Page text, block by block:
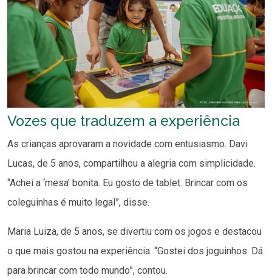
Vozes que traduzem a experiência
As crianças aprovaram a novidade com entusiasmo. Davi
Lucas, de 5 anos, compartilhou a alegria com simplicidade.
“Achei a ‘mesa’ bonita. Eu gosto de tablet. Brincar com os
coleguinhas é muito legal”, disse.
Maria Luiza, de 5 anos, se divertiu com os jogos e destacou
o que mais gostou na experiência. “Gostei dos joguinhos. Dá
para brincar com todo mundo”, contou.